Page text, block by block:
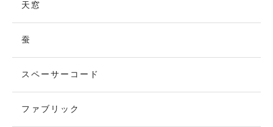
天窓
蚕
スペーサーコード
ファブリック